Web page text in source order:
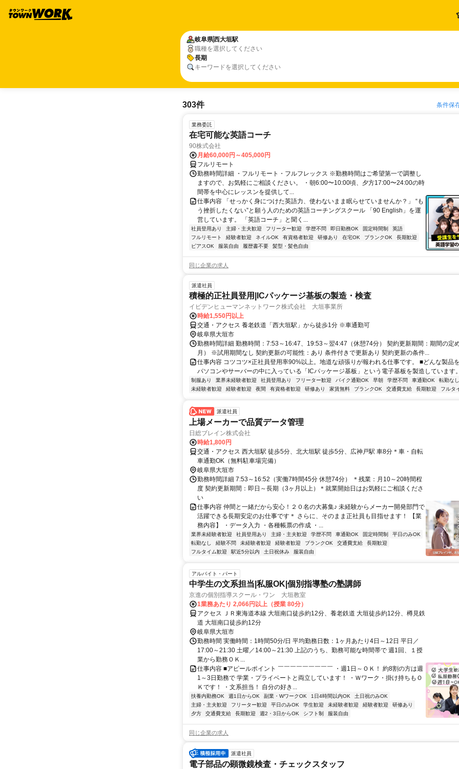
岐阜県西大垣駅
職種を選択してください
長期
キーワードを選択してください
303件 条件保
業務委託
在宅可能な英語コーチ
90株式会社
月給60,000円～405,000円
フルリモート
勤務時間詳細 ・フルリモート・フルフレックス ※勤務時間はご希望第一で調整し
ますので、お気軽にご相談ください。 ・朝6:00〜10:00頃、夕方17:00〜24:00の時
間帯を中心にレッスンを提供して...
仕事内容 「せっかく身につけた英語力、使わないまま眠らせていませんか？」 “も
う挫折したくない”と願う人のための英語コーチングスクール 「90 English」を運
営しています。 「英語コーチ」と聞く...
社員登用あり 主婦・主夫歓迎 フリーター歓迎 学歴不問 即日勤務OK 固定時間制
英語
フルリモート
経験者歓迎 ネイルOK 有資格者歓迎 研修あり 在宅OK ブランクOK
長期歓迎
ピアスOK
服装自由 履歴書不要 髪型・髪色自由
同じ企業の求人
派遣社員
積極的正社員登用|ICパッケージ基板の製造・検査
イビデンヒューマンネットワーク株式会社 大垣事業所
時給1,550円以上
交通・アクセス 養老鉄道「西大垣駅」から徒歩1分 ※車通勤可
岐阜県大垣市
勤務時間詳細 勤務時間：7:53～16:47、19:53～翌4:47（休憩74分） 契約更新期間：期間の定
月） ※試用期間なし 契約更新の可能性：あり 条件付きで更新あり 契約更新の条件...
仕事内容 コツコツ×正社員登用率90%以上。地道な頑張りが報われる仕事です。 ■どんな製品
パソコンやサーバーの中に入っている「ICパッケージ基板」という電子基板を製造しています
制服あり 業界未経験者歓迎 社員登用あり フリーター歓迎 バイク通勤OK 早朝 学歴不問 車通勤OK
転勤なし
未経験者歓迎
経験者歓迎 夜間 有資格者歓迎 研修あり 家賃無料 ブランクOK 交通費支給 長期歓迎 フルタ
派遣社員
上場メーカーで品質データ管理
日総ブレイン株式会社
時給1,800円
交通・アクセス 西大垣駅 徒歩5分、北大垣駅 徒歩5分、広神戸駅 車8分＊車・自転
車通勤OK（無料駐車場完備）
岐阜県大垣市
勤務時間詳細 7:53～16:52（実働7時間45分 休憩74分） ＊残業：月10～20時間程
度 契約更新期間：即日～長期（3ヶ月以上）＊就業開始日はお気軽にご相談くださ
い
仕事内容 仲間と一緒だから安心！２０名の大募集♪ 未経験からメーカー開発部門で
活躍できる長期安定のお仕事です＊ さらに、そのまま正社員も目指せます！ 【業
務内容】 ・データ入力 ・各種帳票の作成 ・...
業界未経験者歓迎 社員登用あり 主婦・主夫歓迎 学歴不問 車通勤OK 固定時間制
平日のみOK
転勤なし
経験不問 未経験者歓迎 経験者歓迎 ブランクOK 交通費支給
長期歓迎
フルタイム歓迎
駅近5分以内 土日祝休み 服装自由
アルバイト・パート
中学生の文系担当|私服OK|個別指導塾の塾講師
京進の個別指導スクール・ワン 大垣教室
1業務あたり 2,066円以上（授業 80分）
アクセス ＪＲ東海道本線 大垣南口徒歩約12分、養老鉄道 大垣徒歩約12分、樽見鉄
道 大垣南口徒歩約12分
岐阜県大垣市
勤務時間 実働時間：1時間50分/日 平均勤務日数：1ヶ月あたり4日～12日 平日／
17:00～21:30 土曜／14:00～21:30 上記のうち、勤務可能な時間帯で 週1回、１授
業から勤務ＯＫ...
仕事内容 ■アピールポイント ￣￣￣￣￣￣￣￣￣ ・週1日～ＯＫ！ 約8割の方は週
1～3日勤務で 学業・プライベートと両立しています！ ・Ｗワーク・掛け持ちもＯ
Ｋです！ ・文系担当！ 自分の好き...
扶養内勤務OK 週1日からOK 副業・WワークOK 1日4時間以内OK
土日祝のみOK
主婦・主夫歓迎
フリーター歓迎 平日のみOK 学生歓迎 未経験者歓迎 経験者歓迎
研修あり
夕方
交通費支給 長期歓迎 週2・3日からOK シフト制 服装自由
同じ企業の求人
派遣社員
電子部品の顕微鏡検査・チェックスタッフ